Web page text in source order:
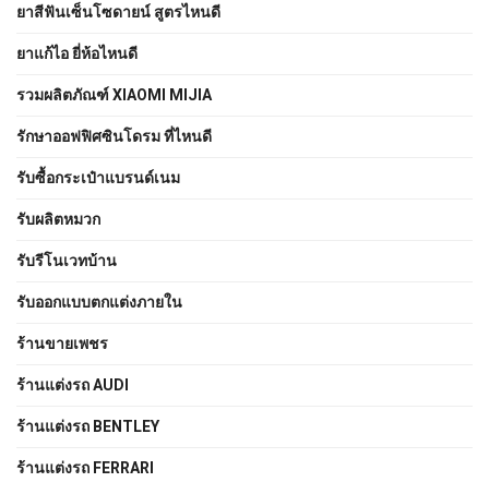
ยาสีฟันเซ็นโซดายน์ สูตรไหนดี
ยาแก้ไอ ยี่ห้อไหนดี
รวมผลิตภัณฑ์ XIAOMI MIJIA
รักษาออฟฟิศซินโดรม ที่ไหนดี
รับซื้อกระเป๋าแบรนด์เนม
รับผลิตหมวก
รับรีโนเวทบ้าน
รับออกแบบตกแต่งภายใน
ร้านขายเพชร
ร้านแต่งรถ AUDI
ร้านแต่งรถ BENTLEY
ร้านแต่งรถ FERRARI